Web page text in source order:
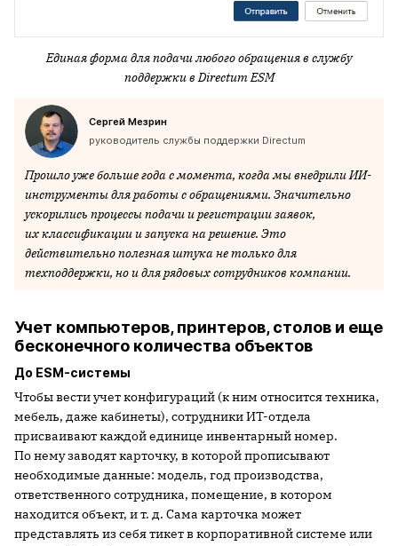
Единая форма для подачи любого обращения в службу
поддержки в Directum ESM
Сергей Мезрин
руководитель службы поддержки Directum
Прошло уже больше года с момента, когда мы внедрили ИИ-
инструменты для работы с обращениями. Значительно
ускорились процессы подачи и регистрации заявок,
их классификации и запуска на решение. Это
действительно полезная штука не только для
техподдержки, но и для рядовых сотрудников компании.
Учет компьютеров, принтеров, столов и еще
бесконечного количества объектов
До ESM-системы
Чтобы вести учет конфигураций (к ним относится техника,
мебель, даже кабинеты), сотрудники ИТ-отдела
присваивают каждой единице инвентарный номер.
По нему заводят карточку, в которой прописывают
необходимые данные: модель, год производства,
ответственного сотрудника, помещение, в котором
находится объект, и т. д. Сама карточка может
представлять из себя тикет в корпоративной системе или